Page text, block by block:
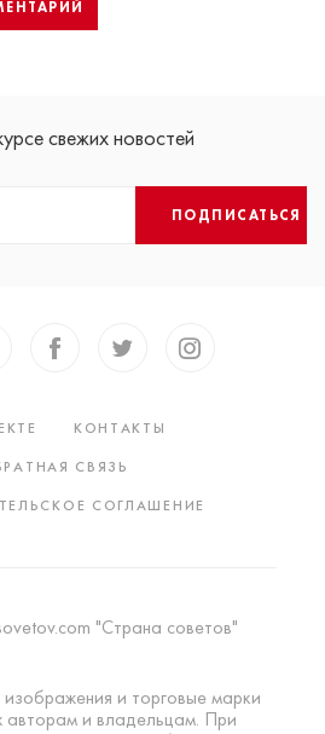
свежих новостей
ПОДПИСАТЬСЯ
КОНТАКТЫ
СВЯЗЬ
СОГЛАШЕНИЕ
"Страна советов"
и торговые марки
авторам и владельцам. При